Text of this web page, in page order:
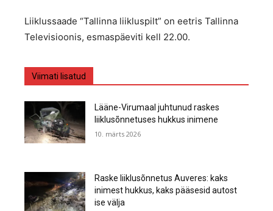
Liiklussaade “Tallinna liikluspilt” on eetris Tallinna
Televisioonis, esmaspäeviti kell 22.00.
Viimati lisatud
Lääne-Virumaal juhtunud raskes
liiklusõnnetuses hukkus inimene
10. märts 2026
Raske liiklusõnnetus Auveres: kaks
inimest hukkus, kaks pääsesid autost
ise välja